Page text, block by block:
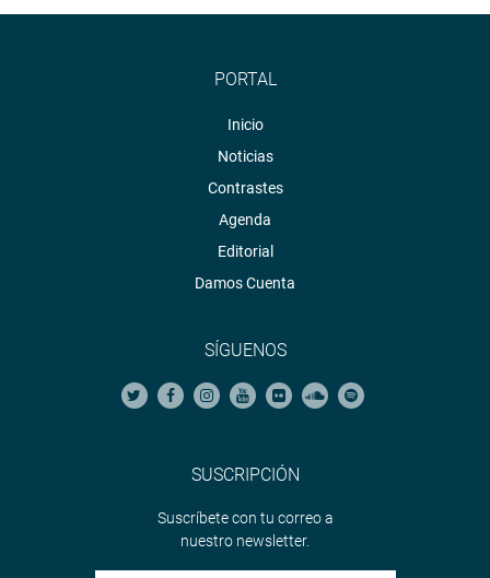
PORTAL
Inicio
Noticias
Contrastes
Agenda
Editorial
Damos Cuenta
SÍGUENOS
SUSCRIPCIÓN
Suscríbete con tu correo a
nuestro newsletter.